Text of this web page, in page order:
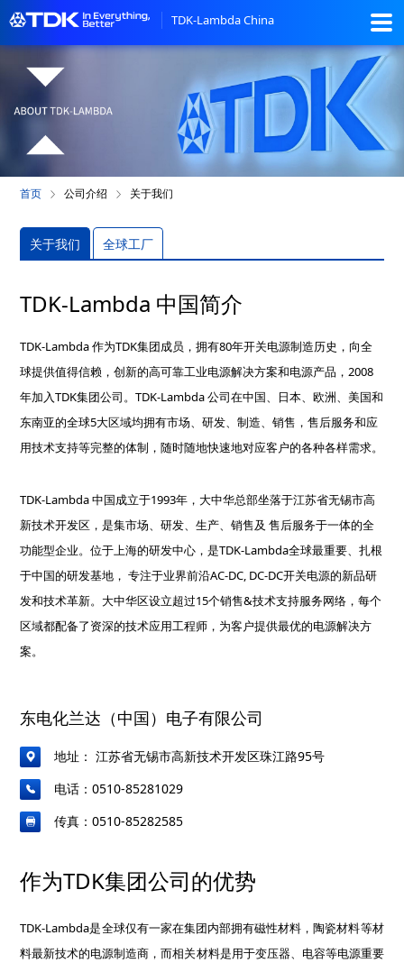
TDK-Lambda China
首页 公司介绍 关于我们
关于我们 全球工厂
TDK-Lambda 中国简介
TDK-Lambda 作为TDK集团成员，拥有80年开关电源制造历史，向全
球提供值得信赖，创新的高可靠工业电源解决方案和电源产品，2008
年加入TDK集团公司。TDK-Lambda 公司在中国、日本、欧洲、美国和
东南亚的全球5大区域均拥有市场、研发、制造、销售，售后服务和应
用技术支持等完整的体制，随时随地快速地对应客户的各种各样需求。
TDK-Lambda 中国成立于1993年，大中华总部坐落于江苏省无锡市高
新技术开发区，是集市场、研发、生产、销售及 售后服务于一体的全
功能型企业。位于上海的研发中心，是TDK-Lambda全球最重要、扎根
于中国的研发基地， 专注于业界前沿AC-DC, DC-DC开关电源的新品研
发和技术革新。大中华区设立超过15个销售&技术支持服务网络，每个
区域都配备了资深的技术应用工程师，为客户提供最优的电源解决方
案。
东电化兰达（中国）电子有限公司
地址： 江苏省无锡市高新技术开发区珠江路95号
电话：0510-85281029
传真：0510-85282585
作为TDK集团公司的优势
TDK-Lambda是全球仅有一家在集团内部拥有磁性材料，陶瓷材料等材
料最新技术的电源制造商，而相关材料是用于变压器、电容等电源重要